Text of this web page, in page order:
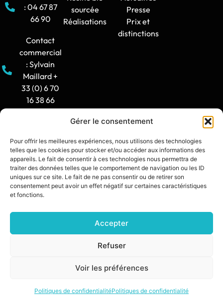
Gérer le consentement
Pour offrir les meilleures expériences, nous utilisons des technologies
telles que les cookies pour stocker et/ou accéder aux informations des
appareils. Le fait de consentir à ces technologies nous permettra de
traiter des données telles que le comportement de navigation ou les ID
uniques sur ce site. Le fait de ne pas consentir ou de retirer son
consentement peut avoir un effet négatif sur certaines caractéristiques
et fonctions.
Accepter
Refuser
Voir les préférences
Politiques de confidentialitéPolitiques de confidentialité
: 04 67 87
66 90
Contact
commercial
: Sylvain
Maillard +
33 (0) 6 70
16 38 66
: 8h30-12h
/ 14h -
17h30
contact@synia.fr
sourcée
Réalisations
Presse
Prix et
distinctions
POLITIQUE DE CONFIDENTIALITÉ
SITE CRÉÉ PAR :DIXIT L’AGENCE